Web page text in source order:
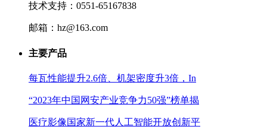
技术支持：0551-65167838
邮箱：hz@163.com
主要产品
每瓦性能提升2.6倍、机架密度升3倍，In
“2023年中国网安产业竞争力50强”榜单揭
医疗影像国家新一代人工智能开放创新平